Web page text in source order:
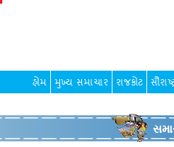
હોમ મુખ્ય સમાચાર રાજકોટ